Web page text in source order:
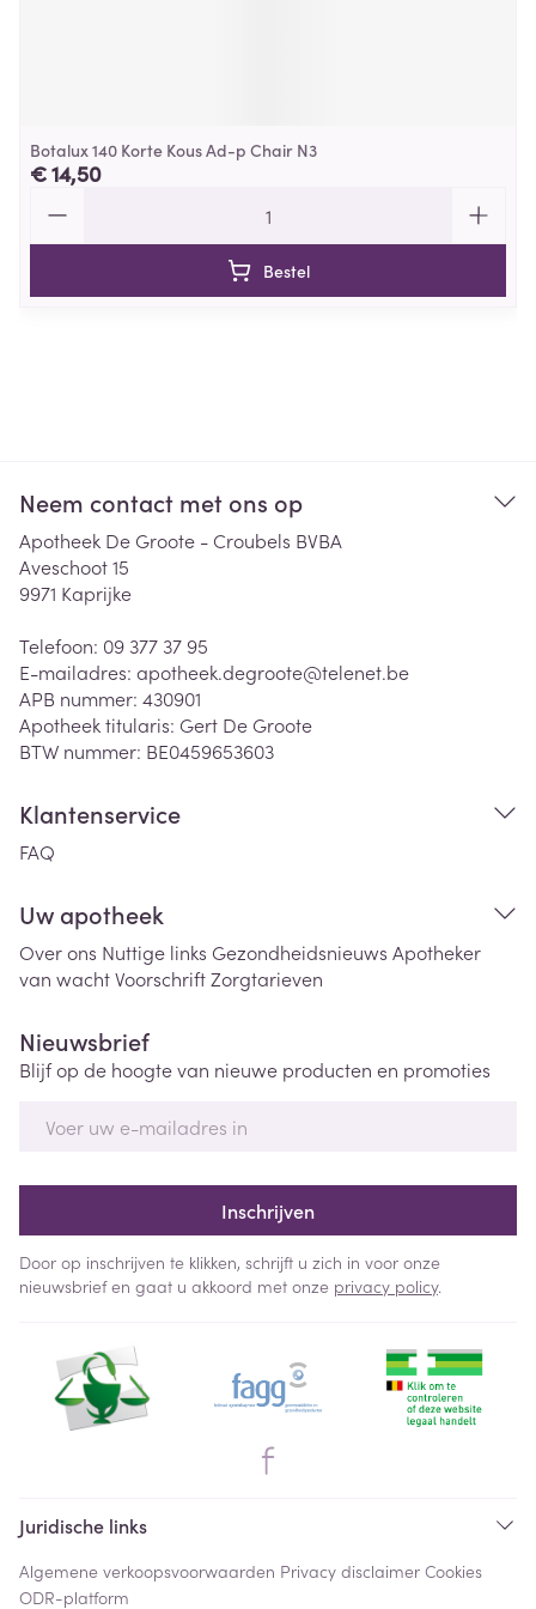
Botalux 140 Korte Kous Ad-p Chair N3
€ 14,50
Bestel
Neem contact met ons op
Apotheek De Groote - Croubels BVBA
Aveschoot 15
9971 Kaprijke
Telefoon: 09 377 37 95
E-mailadres: apotheek.degroote@telenet.be
APB nummer: 430901
Apotheek titularis: Gert De Groote
BTW nummer: BE0459653603
Klantenservice
FAQ
Uw apotheek
Over ons Nuttige links Gezondheidsnieuws Apotheker
van wachtVoorschriftZorgtarieven
Nieuwsbrief
Blijf op de hoogte van nieuwe producten en promoties
Inschrijven
Door op inschrijven te klikken, schrijft u zich in voor onze
nieuwsbrief en gaat u akkoord met onze privacy policy.
Juridische links
Algemene verkoopsvoorwaarden Privacy disclaimer Cookies
ODR-platform